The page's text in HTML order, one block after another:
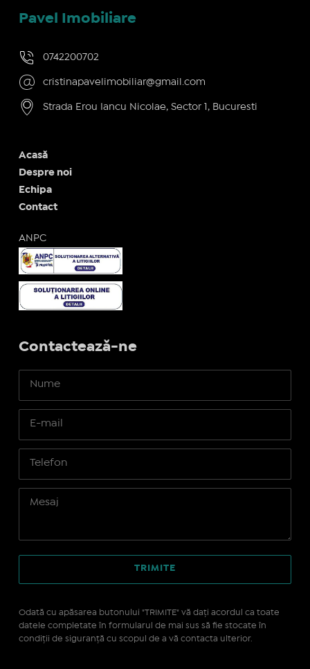
Pavel Imobiliare
0742200702
cristinapavelimobiliar@gmail.com
Strada Erou Iancu Nicolae, Sector 1, Bucuresti
Acasă
Despre noi
Echipa
Contact
ANPC
Contactează-ne
Odată cu apăsarea butonului "TRIMITE" vă daţi acordul ca toate
datele completate în formularul de mai sus să fie stocate în
condiţii de siguranţă cu scopul de a vă contacta ulterior.